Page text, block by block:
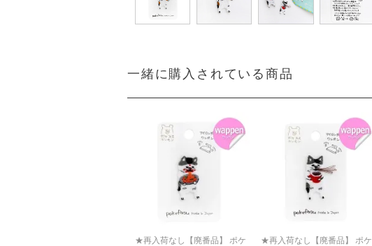
一緒に購入されている商品
★再入荷なし【廃番品】 ポケ
★再入荷なし【廃番品】 ポケ